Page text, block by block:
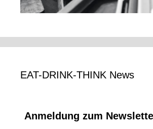
EAT-DRINK-THINK News
Anmeldung zum